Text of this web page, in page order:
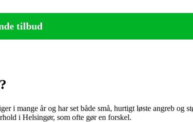
tilbud
i mange år og har set både små, hurtigt løste angreb og
i Helsingør, som ofte gør en forskel.